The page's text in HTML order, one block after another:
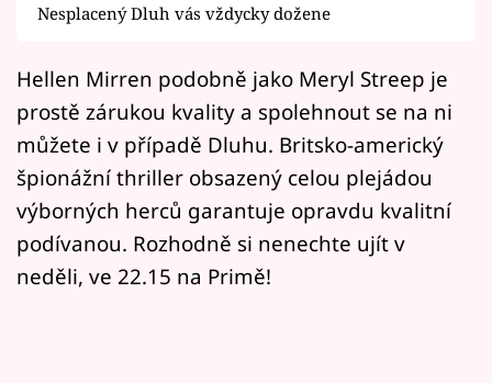
Filmový festival Karlovy Vary
Pořady
Mámy sobě
Přihlášení
Sledujte nás
Nesplacený Dluh vás vždycky dožene
Hellen Mirren podobně jako Meryl Streep je
prostě zárukou kvality a spolehnout se na ni
můžete i v případě Dluhu. Britsko-americký
špionážní thriller obsazený celou plejádou
výborných herců garantuje opravdu kvalitní
podívanou. Rozhodně si nenechte ujít v
neděli, ve 22.15 na Primě!